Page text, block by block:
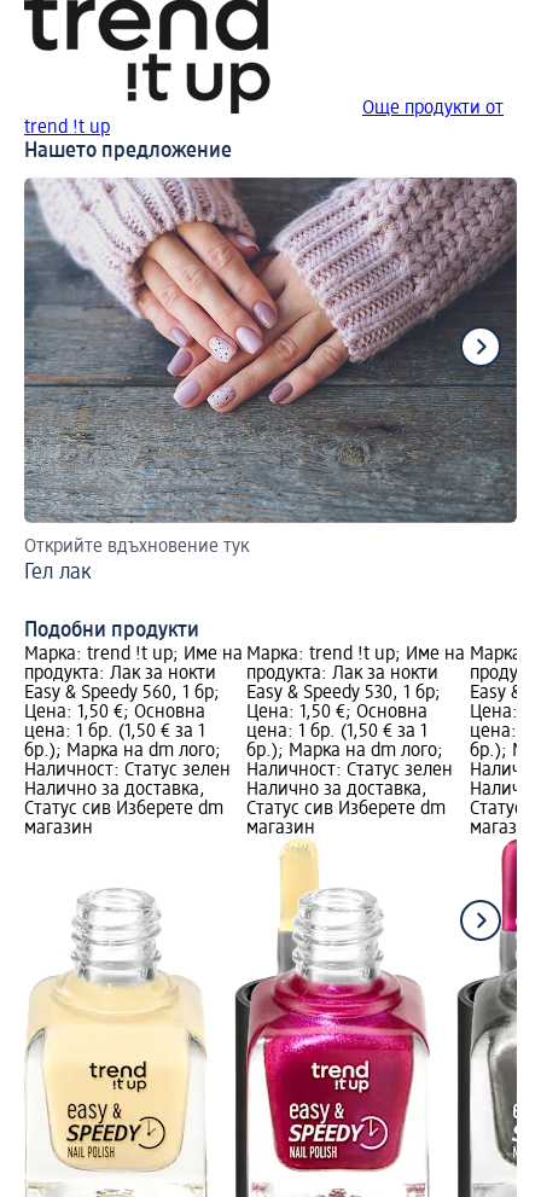
Още продукти от
trend !t up
Нашето предложение
Открийте вдъхновение тук
Гел лак
Подобни продукти
Марка: trend !t up; Име на
продукта: Лак за нокти
Easy & Speedy 560, 1 бр;
Цена: 1,50 €; Основна
цена: 1 бр. (1,50 € за 1
бр.); Марка на dm лого;
Наличност: Статус зелен
Налично за доставка,
Статус сив Изберете dm
магазин
Марка: trend !t up; Име на
продукта: Лак за нокти
Easy & Speedy 530, 1 бр;
Цена: 1,50 €; Основна
цена: 1 бр. (1,50 € за 1
бр.); Марка на dm лого;
Наличност: Статус зелен
Налично за доставка,
Статус сив Изберете dm
магазин
Марка:
Easy &
Цена:
цена: 1
бр.);
Статус
магазин